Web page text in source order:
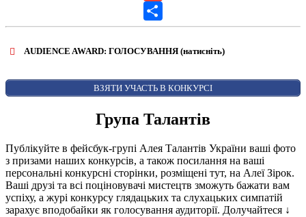
Gmail
Share
AUDIENCE AWARD: ГОЛОСУВАННЯ (натисніть)
AUDIENCE AWARD
ВЗЯТИ УЧАСТЬ В КОНКУРСІ
Група Талантів
Публікуйте в фейсбук-групі Алея Талантів України ваші фото
з призами наших конкурсів, а також посилання на ваші
персональні конкурсні сторінки, розміщені тут, на Алеї Зірок.
Ваші друзі та всі поціновувачі мистецтв зможуть бажати вам
успіху, а журі конкурсу глядацьких та слухацьких симпатій
зарахує вподобайки як голосування аудиторії. Долучайтеся ↓